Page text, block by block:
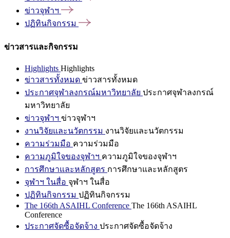
ข่าวจุฬาฯ
ปฏิทินกิจกรรม
ข่าวสารและกิจกรรม
Highlights Highlights
ข่าวสารทั้งหมด ข่าวสารทั้งหมด
ประกาศจุฬาลงกรณ์มหาวิทยาลัย ประกาศจุฬาลงกรณ์
มหาวิทยาลัย
ข่าวจุฬาฯ ข่าวจุฬาฯ
งานวิจัยและนวัตกรรม งานวิจัยและนวัตกรรม
ความร่วมมือ ความร่วมมือ
ความภูมิใจของจุฬาฯ ความภูมิใจของจุฬาฯ
การศึกษาและหลักสูตร การศึกษาและหลักสูตร
จุฬาฯ ในสื่อ จุฬาฯ ในสื่อ
ปฏิทินกิจกรรม ปฏิทินกิจกรรม
The 166th ASAIHL Conference The 166th ASAIHL
Conference
ประกาศจัดซื้อจัดจ้าง ประกาศจัดซื้อจัดจ้าง